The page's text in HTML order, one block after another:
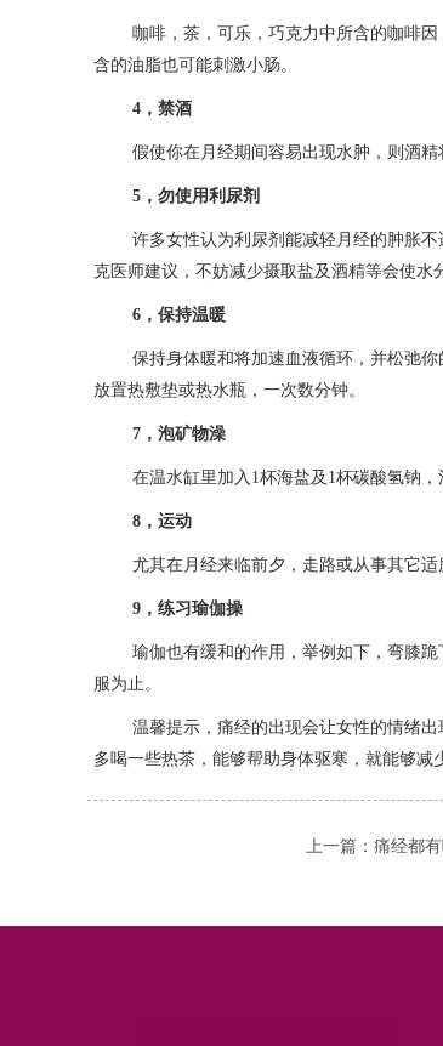
咖啡，茶，可乐，巧克力中所含的咖啡
含的油脂也可能刺激小肠。
4，禁酒
假使你在月经期间容易出现水肿，则酒
5，勿使用利尿剂
许多女性认为利尿剂能减轻月经的肿胀
克医师建议，不妨减少摄取盐及酒精等会使水
6，保持温暖
保持身体暖和将加速血液循环，并松弛
放置热敷垫或热水瓶，一次数分钟。
7，泡矿物澡
在温水缸里加入1杯海盐及1杯碳酸氢钠
8，运动
尤其在月经来临前夕，走路或从事其它
9，练习瑜伽操
瑜伽也有缓和的作用，举例如下，弯膝
服为止。
温馨提示，痛经的出现会让女性的情绪
多喝一些热茶，能够帮助身体驱寒，就能够减
上一篇： 痛经都